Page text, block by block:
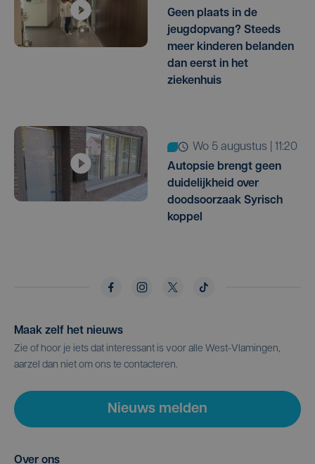
Geen plaats in de
jeugdopvang? Steeds
meer kinderen belanden
dan eerst in het
ziekenhuis
wo 5 augustus | 11:20
Autopsie brengt geen
duidelijkheid over
doodsoorzaak Syrisch
koppel
Maak zelf het nieuws
Zie of hoor je iets dat interessant is voor alle West-Vlamingen,
aarzel dan niet om ons te contacteren.
Nieuws melden
Over ons